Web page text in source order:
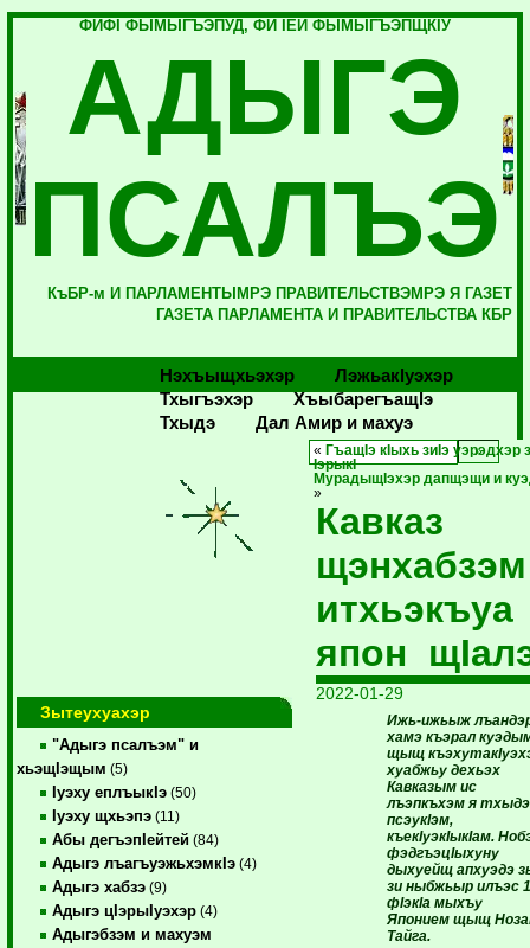
ФИФI ФЫМЫГЪЭПУД, ФИ IЕЙ ФЫМЫГЪЭПЩКIУ
АДЫГЭ
ПСАЛЪЭ
КъБР-м И ПАРЛАМЕНТЫМРЭ ПРАВИТЕЛЬСТВЭМРЭ Я ГАЗЕТ
ГАЗЕТА ПАРЛАМЕНТА И ПРАВИТЕЛЬСТВА КБР
Нэхъыщхьэхэр
Лэжьакlуэхэр
Тхыгъэхэр
Хъыбарегъащlэ
Тхыдэ
Дал Амир и махуэ
Зытеухуахэр
"Адыгэ псалъэм" и
хьэщIэщым (5)
Iуэху еплъыкIэ (50)
Iуэху щхьэпэ (11)
Абы дегъэпIейтей (84)
Адыгэ лъагъуэжьхэмкIэ (4)
Адыгэ хабзэ (9)
Адыгэ цIэрыIуэхэр (4)
Адыгэбзэм и махуэм
« ГъащIэ кIыхь зиIэ уэрэдхэр
IэрыкI
МурадыщIэхэр дапщэщи и
»
Кавказ
итхьэкъуа
япон
2022-01-29
Ижь-ижьыж
хамэ къэрал
щыщ
хуабжьу дехьэх
Кавказым ис
лъэпкъхэм я
псэукIэм,
къекIуэкIыкIам.
фэдгъэцIыхуну
дыхуейщ апхуэдэ
зи ныбжьыр илъэс
фIэкIа мыхъу
Японием щыщ
Тайга.